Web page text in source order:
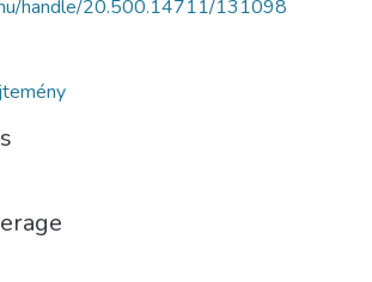
handle/20.500.14711/131098